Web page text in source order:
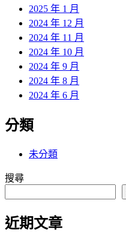
2025 年 1 月
2024 年 12 月
2024 年 11 月
2024 年 10 月
2024 年 9 月
2024 年 8 月
2024 年 6 月
分類
未分類
搜尋
近期文章